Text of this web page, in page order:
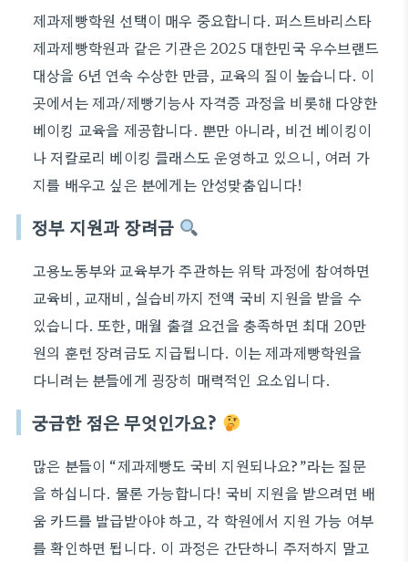
제과제빵학원 선택이 매우 중요합니다. 퍼스트바리스타
제과제빵학원과 같은 기관은 2025 대한민국 우수브랜드
대상을 6년 연속 수상한 만큼, 교육의 질이 높습니다. 이
곳에서는 제과/제빵기능사 자격증 과정을 비롯해 다양한
베이킹 교육을 제공합니다. 뿐만 아니라, 비건 베이킹이
나 저칼로리 베이킹 클래스도 운영하고 있으니, 여러 가
지를 배우고 싶은 분에게는 안성맞춤입니다!
정부 지원과 장려금
고용노동부와 교육부가 주관하는 위탁 과정에 참여하면
교육비, 교재비, 실습비까지 전액 국비 지원을 받을 수
있습니다. 또한, 매월 출결 요건을 충족하면 최대 20만
원의 훈련 장려금도 지급됩니다. 이는 제과제빵학원을
다니려는 분들에게 굉장히 매력적인 요소입니다.
궁금한 점은 무엇인가요?
많은 분들이 “제과제빵도 국비 지원되나요?”라는 질문
을 하십니다. 물론 가능합니다! 국비 지원을 받으려면 배
움 카드를 발급받아야 하고, 각 학원에서 지원 가능 여부
를 확인하면 됩니다. 이 과정은 간단하니 주저하지 말고